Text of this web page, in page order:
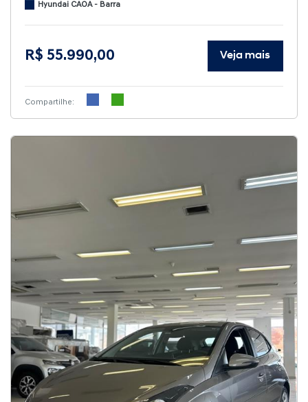
Hyundai CAOA - Barra
R$ 55.990,00 Veja mais
Compartilhe: